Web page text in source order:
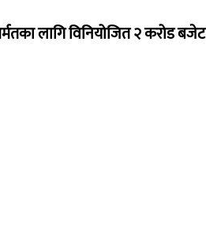
लागि विनियोजित २ करोड बजेट